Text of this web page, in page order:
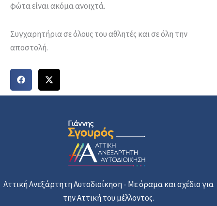
φώτα είναι ακόμα ανοιχτά.
Συγχαρητήρια σε όλους του αθλητές και σε όλη την
αποστολή.
Αττική Ανεξάρτητη Αυτοδιοίκηση - Με όραμα και σχέδιο για
την Αττική του μέλλοντος.